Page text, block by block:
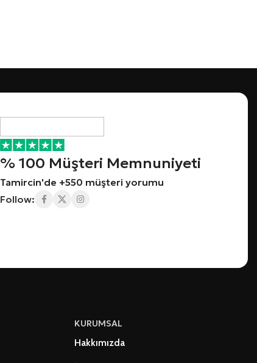
% 100 Müşteri Memnuniyeti
Tamircin'de +550 müşteri yorumu
Follow:
KURUMSAL
Hakkımızda